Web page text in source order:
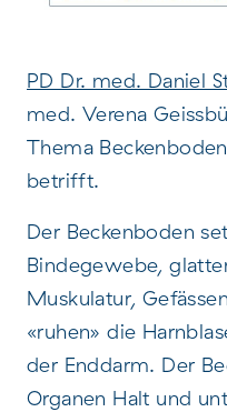
PD Dr. med. Daniel
med. Verena
Thema
betrifft.
Der Beckenboden
Bindegewebe,
Muskulatur,
«ruhen» die
der Enddarm. Der
Organen Halt und